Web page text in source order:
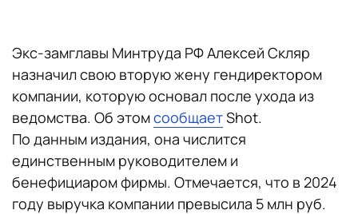
Экс-замглавы Минтруда РФ Алексей Скляр
назначил свою вторую жену гендиректором
компании, которую основал после ухода из
ведомства. Об этомсообщаетShot.
По данным издания, она числится
единственным руководителем и
бенефициаром фирмы. Отмечается, что в 2024
году выручка компании превысила 5 млн руб.